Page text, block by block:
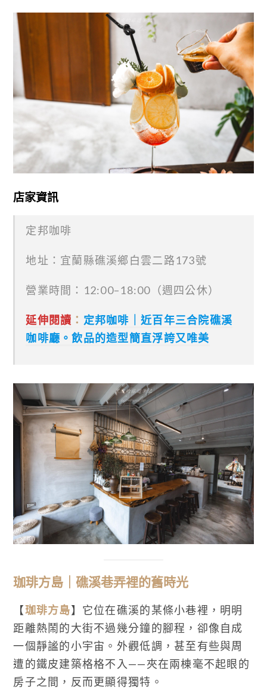
店家資訊
定邦咖啡
地址：宜蘭縣礁溪鄉白雲二路173號
營業時間：12:00–18:00（週四公休）
延伸閱讀 ： 定邦咖啡｜近百年三合院礁溪
咖啡廳。飲品的造型簡直浮誇又唯美
珈琲方島｜礁溪巷弄裡的舊時光
【珈琲方島】它位在礁溪的某條小巷裡，明明
距離熱鬧的大街不過幾分鐘的腳程，卻像自成
一個靜謐的小宇宙。外觀低調，甚至有些與周
遭的鐵皮建築格格不入——夾在兩棟毫不起眼的
房子之間，反而更顯得獨特。